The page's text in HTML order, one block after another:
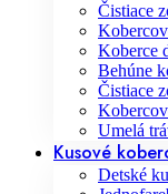
Čistiace
Koberce
Behúne
Čistiace
Umelá
Kusové
Detské